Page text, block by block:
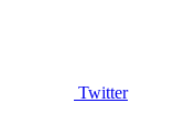
Twitter